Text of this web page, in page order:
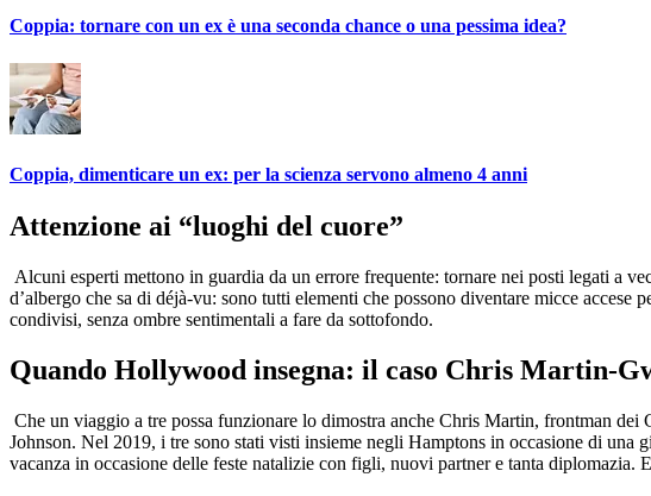
Coppia: tornare con un ex è una seconda chance o una pessima idea?
Coppia, dimenticare un ex: per la scienza servono almeno 4 anni
Attenzione ai “luoghi del cuore”
Alcuni esperti mettono in guardia da un errore frequente: tornare nei posti legati a
d’albergo che sa di déjà-vu: sono tutti elementi che possono diventare micce accese
condivisi, senza ombre sentimentali a fare da sottofondo.
Quando Hollywood insegna: il caso Chris Martin-
Che un viaggio a tre possa funzionare lo dimostra anche Chris Martin, frontman
Johnson. Nel 2019, i tre sono stati visti insieme negli Hamptons in occasione di una
vacanza in occasione delle feste natalizie con figli, nuovi partner e tanta